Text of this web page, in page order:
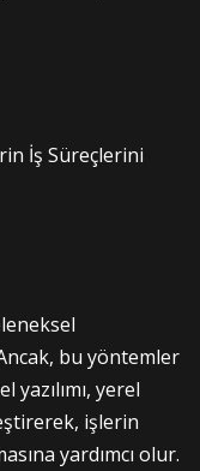
İş Süreçlerini
bu yöntemler
yazılımı, yerel
işlerin
yardımcı olur.